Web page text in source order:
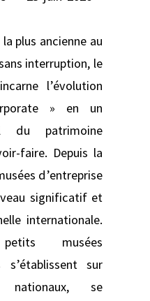
plus ancienne au
interruption, le
l’évolution
» en un
du patrimoine
faire. Depuis la
d’entreprise
significatif et
internationale.
musées
s’établissent sur
nationaux, se